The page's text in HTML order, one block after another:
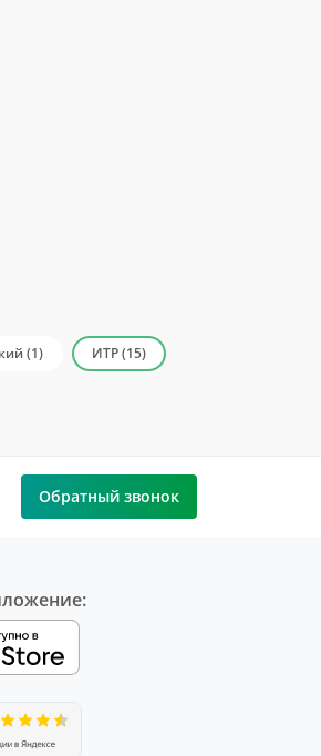
(1) ИТР (15)
Обратный звонок